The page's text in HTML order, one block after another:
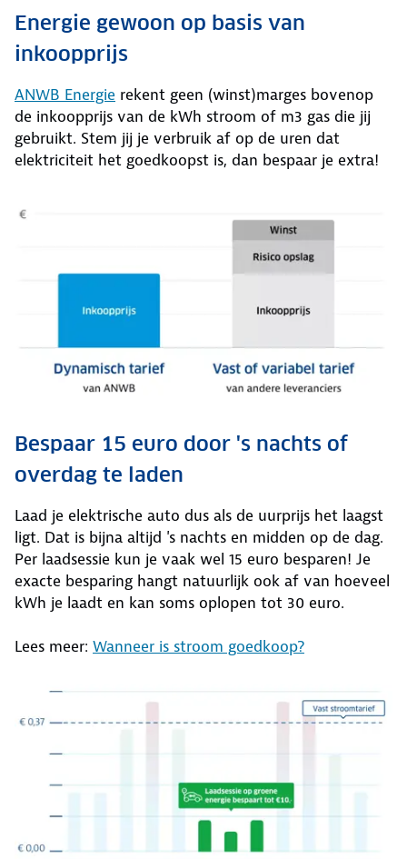
Energie gewoon op basis van
inkoopprijs
ANWB Energie rekent geen (winst)marges bovenop
de inkoopprijs van de kWh stroom of m3 gas die jij
gebruikt. Stem jij je verbruik af op de uren dat
elektriciteit het goedkoopst is, dan bespaar je extra!
Bespaar 15 euro door 's nachts of
overdag te laden
Laad je elektrische auto dus als de uurprijs het laagst
ligt. Dat is bijna altijd 's nachts en midden op de dag.
Per laadsessie kun je vaak wel 15 euro besparen! Je
exacte besparing hangt natuurlijk ook af van hoeveel
kWh je laadt en kan soms oplopen tot 30 euro.
Lees meer: Wanneer is stroom goedkoop?